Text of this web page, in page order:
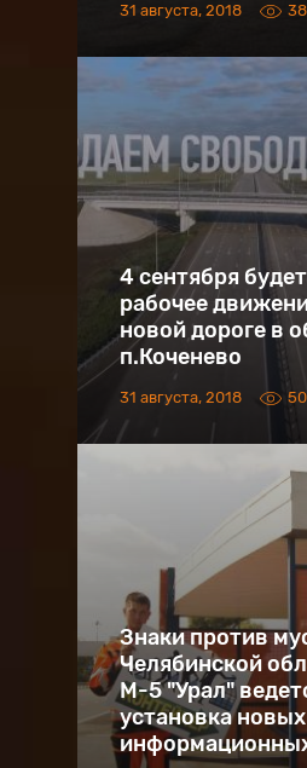
31 августа, 2018
4 сентября
рабочее
новой дороге в
п.Коченево
31 августа, 2018
Знаки против
Челябинской
М-5 "Урал"
установка новых